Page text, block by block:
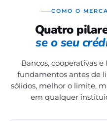
COMO O
Quatro
se o seu
Bancos, cooperativas
fundamentos antes de
sólidos, melhor o limite,
em qualquer